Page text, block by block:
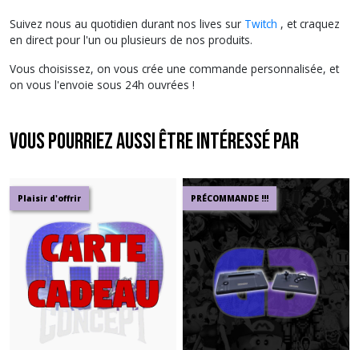
Suivez nous au quotidien durant nos lives sur Twitch , et craquez
en direct pour l'un ou plusieurs de nos produits.
Vous choisissez, on vous crée une commande personnalisée, et
on vous l'envoie sous 24h ouvrées !
Vous pourriez aussi être intéressé par
Plaisir d'offrir PRÉCOMMANDE !!!